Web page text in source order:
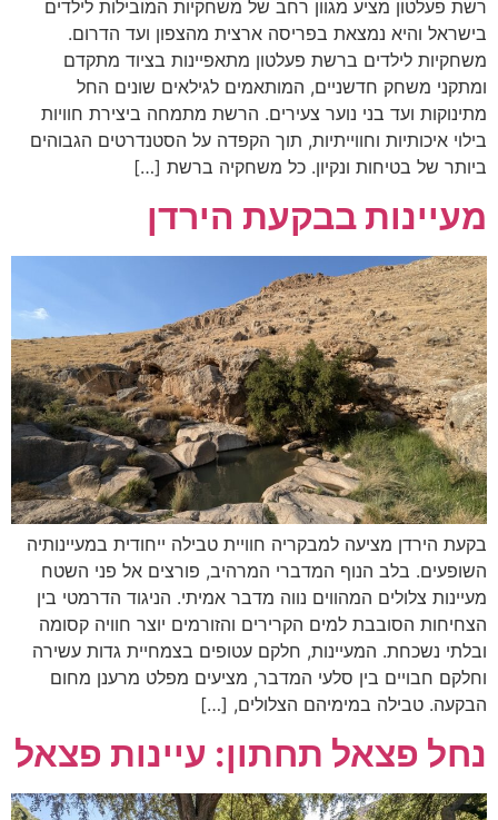
רשת פעלטון מציע מגוון רחב של משחקיות המובילות לילדים
בישראל והיא נמצאת בפריסה ארצית מהצפון ועד הדרום.
משחקיות לילדים ברשת פעלטון מתאפיינות בציוד מתקדם
ומתקני משחק חדשניים, המותאמים לגילאים שונים החל
מתינוקות ועד בני נוער צעירים. הרשת מתמחה ביצירת חוויות
בילוי איכותיות וחווייתיות, תוך הקפדה על הסטנדרטים הגבוהים
ביותר של בטיחות ונקיון. כל משחקיה ברשת […]
מעיינות בבקעת הירדן
בקעת הירדן מציעה למבקריה חוויית טבילה ייחודית במעיינותיה
השופעים. בלב הנוף המדברי המרהיב, פורצים אל פני השטח
מעיינות צלולים המהווים נווה מדבר אמיתי. הניגוד הדרמטי בין
הצחיחות הסובבת למים הקרירים והזורמים יוצר חוויה קסומה
ובלתי נשכחת. המעיינות, חלקם עטופים בצמחיית גדות עשירה
וחלקם חבויים בין סלעי המדבר, מציעים מפלט מרענן מחום
הבקעה. טבילה במימיהם הצלולים, […]
נחל פצאל תחתון: עיינות פצאל